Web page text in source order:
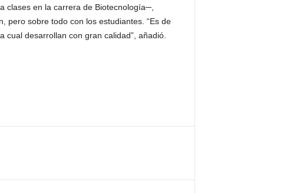
clases en la carrera de Biotecnología─,
pero sobre todo con los estudiantes. “Es de
desarrollan con gran calidad”, añadió.